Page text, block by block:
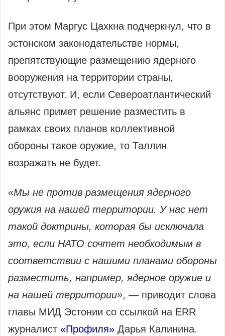
При этом Маргус Цахкна подчеркнул, что в
эстонском законодательстве нормы,
препятствующие размещению ядерного
вооружения на территории страны,
отсутствуют. И, если Североатлантический
альянс примет решение разместить в
рамках своих планов коллективной
обороны такое оружие, то Таллин
возражать не будет.
«Мы не против размещения ядерного
оружия на нашей территории. У нас нет
такой доктрины, которая бы исключала
это, если НАТО сочтет необходимым в
соответствии с нашими планами обороны
разместить, например, ядерное оружие и
на нашей территории», — приводит слова
главы МИД Эстонии со ссылкой на ERR
журналист «Профиля» Дарья Калинина.